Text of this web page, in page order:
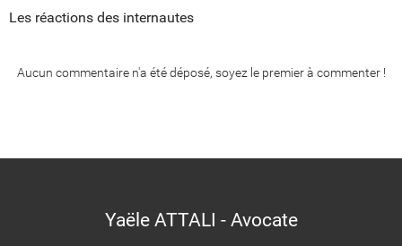
Les réactions des internautes
Aucun commentaire n'a été déposé, soyez le premier à commenter !
Yaële ATTALI - Avocate